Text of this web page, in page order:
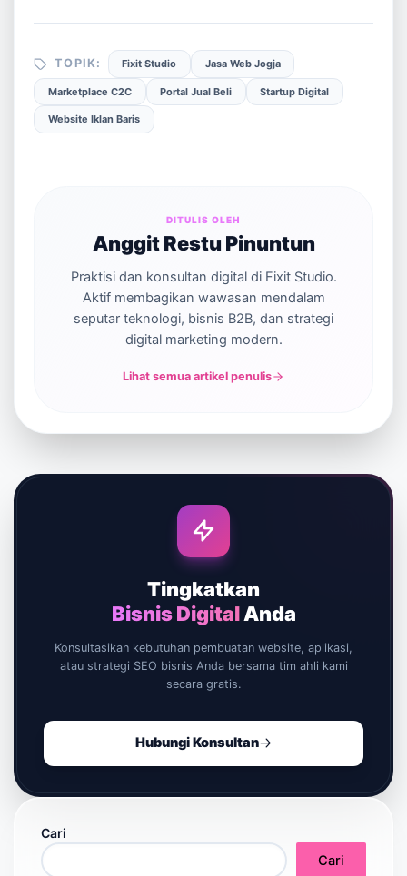
TOPIK: Fixit Studio Jasa Web Jogja
Marketplace C2C Portal Jual Beli Startup Digital
Website Iklan Baris
DITULIS OLEH
Anggit Restu Pinuntun
Praktisi dan konsultan digital di Fixit Studio.
Aktif membagikan wawasan mendalam
seputar teknologi, bisnis B2B, dan strategi
digital marketing modern.
Lihat semua artikel penulis
Tingkatkan
Bisnis DigitalAnda
Konsultasikan kebutuhan pembuatan website, aplikasi,
atau strategi SEO bisnis Anda bersama tim ahli kami
secara gratis.
Hubungi Konsultan
Cari
Cari